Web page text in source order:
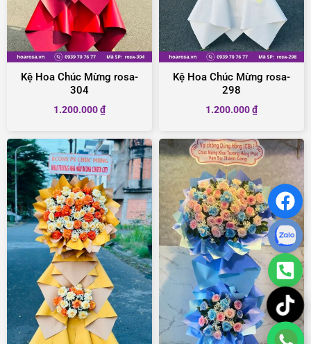
Kệ Hoa Chúc Mừng rosa-
304
1.200.000₫
Kệ Hoa Chúc Mừng rosa-
298
1.200.000₫